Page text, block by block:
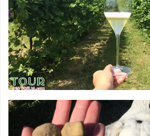
DEGUSTAÇÕES &
VINHOS